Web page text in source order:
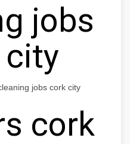
jobs
jobs cork city
cork